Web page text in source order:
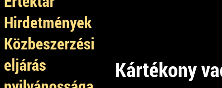
Hirdetmények
Közbeszerzési
eljárás
Kártékony